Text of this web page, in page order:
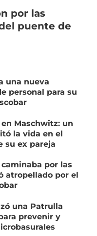
por las
puente de
una nueva
personal para su
Maschwitz: un
la vida en el
su ex pareja
por las
atropellado por el
una Patrulla
prevenir y